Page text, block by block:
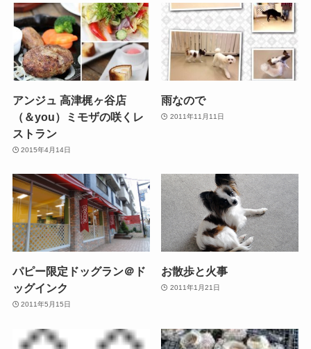
アンジュ 高津梶ヶ谷店
（＆you）ミモザの咲くレ
ストラン
2015年4月14日
雨なので
2011年11月11日
パピー限定ドッグラン＠ド
ッグインク
2011年5月15日
お散歩と火事
2011年1月21日